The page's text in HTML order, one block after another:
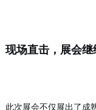
现场直击，展会继
此次展会不仅展出了成